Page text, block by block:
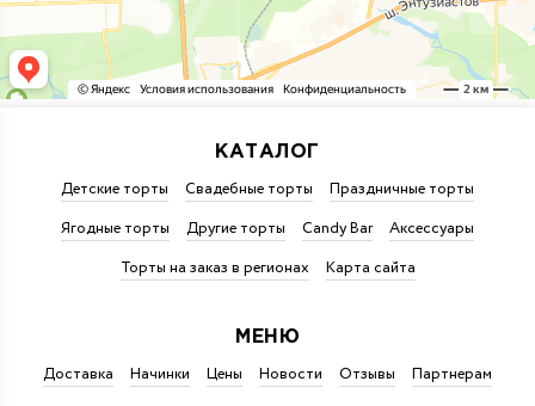
КАТАЛОГ
Детские торты Свадебные торты
Праздничные торты
Ягодные торты
Другие торты Candy Bar
Аксессуары
Торты на заказ в регионах
Карта сайта
МЕНЮ
Доставка Начинки Цены Новости Отзывы
Партнерам